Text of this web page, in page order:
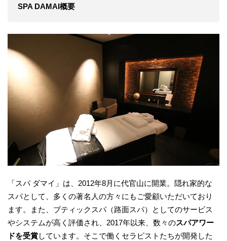
SPA DAMAI概要
「スパ ダマイ」は、2012年8月に代官山に開業。隠れ家的な
スパとして、多くの著名人の方々にもご愛顧いただいており
ます。また、ブティックスパ（路面スパ）としてのサービス
やシステムが高く評価され、2017年以来、数々のスパアワー
ドを受賞しています。そこで働くセラピストたちが開発した